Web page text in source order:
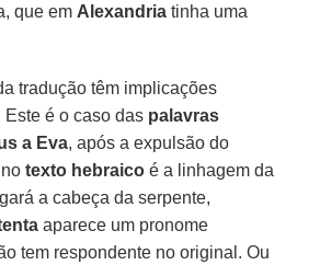
que em Alexandria tinha uma
tradução têm implicações
é o caso das palavras
a Eva, após a expulsão do
notexto hebraico é a linhagem da
a cabeça da serpente,
aparece um pronome
tem respondente no original. Ou